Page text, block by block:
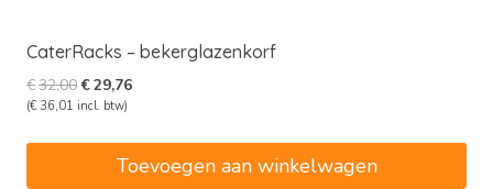
CaterRacks – bekerglazenkorf
€32,00Oorspronkelijke
prijs
€32,00.
€29,76Huidige
(€ 36,01 incl. btw)
Toevoegen aan winkelwagen